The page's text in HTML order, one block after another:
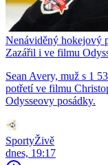
Nenáviděný hokejový
Zazářil i ve filmu
Sean Avery, muž s 1
potřetí ve filmu
Odysseovy posádky.
SportyŽivě
dnes, 19:17